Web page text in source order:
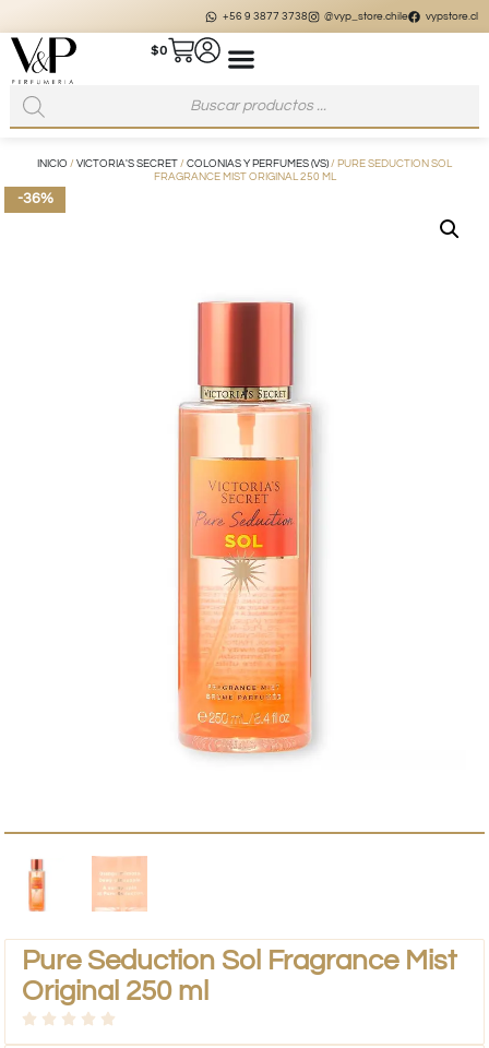
+56 9 3877 3738 @vyp_store.chile vypstore.cl
$0
INICIO / VICTORIA'S SECRET / COLONIAS Y PERFUMES (VS) / PURE SEDUCTION SOL
FRAGRANCE MIST ORIGINAL 250 ML
-36%
Pure Seduction Sol Fragrance Mist
Original 250 ml